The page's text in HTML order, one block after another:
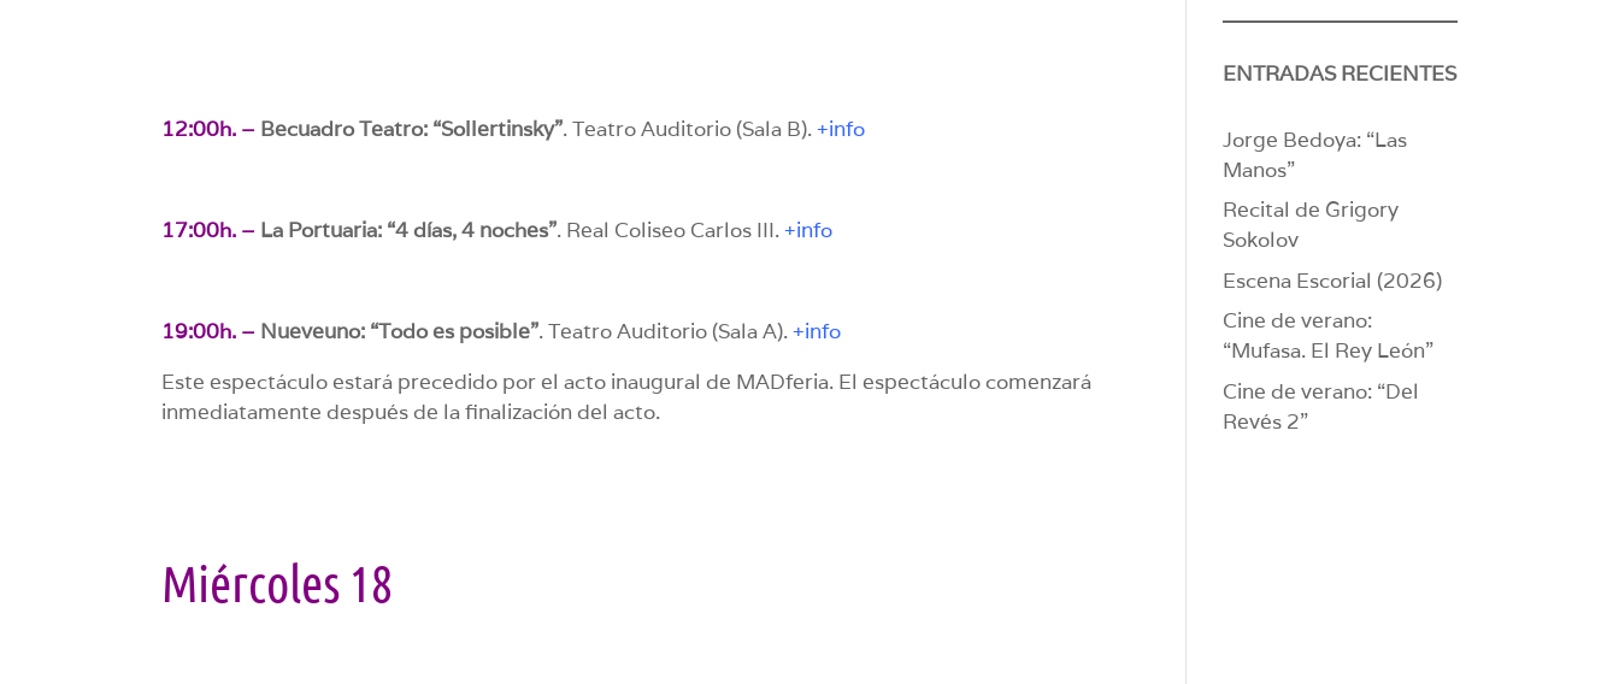
12:00h. – Becuadro Teatro: “Sollertinsky”. Teatro Auditorio (Sala B).+info
17:00h. – La Portuaria: “4 días, 4 noches”. Real Coliseo Carlos III.+info
19:00h. – Nueveuno: “Todo es posible”. Teatro Auditorio (Sala A).+info
Este espectáculo estará precedido por el acto inaugural de MADferia. El espectáculo comenzará
inmediatamente después de la finalización del acto.
Miércoles 18
ENTRADAS RECIENTES
Jorge Bedoya: “Las
Manos”
Recital de Grigory
Sokolov
Escena Escorial (2026)
Cine de verano:
“Mufasa. El Rey León”
Cine de verano: “Del
Revés 2”